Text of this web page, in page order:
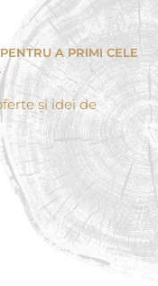
A PRIMI CELE
și idei de